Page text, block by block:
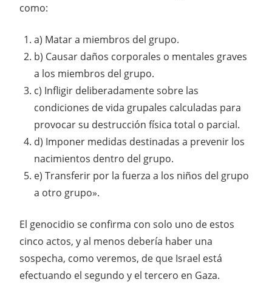
como:
a) Matar a miembros del grupo.
b) Causar daños corporales o mentales graves
a los miembros del grupo.
c) Infligir deliberadamente sobre las
condiciones de vida grupales calculadas para
provocar su destrucción física total o parcial.
d) Imponer medidas destinadas a prevenir los
nacimientos dentro del grupo.
e) Transferir por la fuerza a los niños del grupo
a otro grupo».
El genocidio se confirma con solo uno de estos
cinco actos, y al menos debería haber una
sospecha, como veremos, de que Israel está
efectuando el segundo y el tercero en Gaza.